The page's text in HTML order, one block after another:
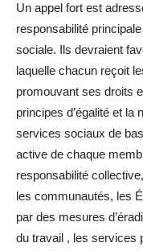
Un appel fort est
responsabilité
sociale. Ils devraient
laquelle chacun reçoit
promouvant ses droits
principes d’égalité et la
services sociaux de
active de chaque
responsabilité
les communautés, les
par des mesures
du travail , les services